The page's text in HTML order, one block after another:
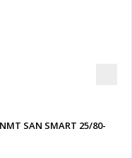
SAN SMART 25/80-